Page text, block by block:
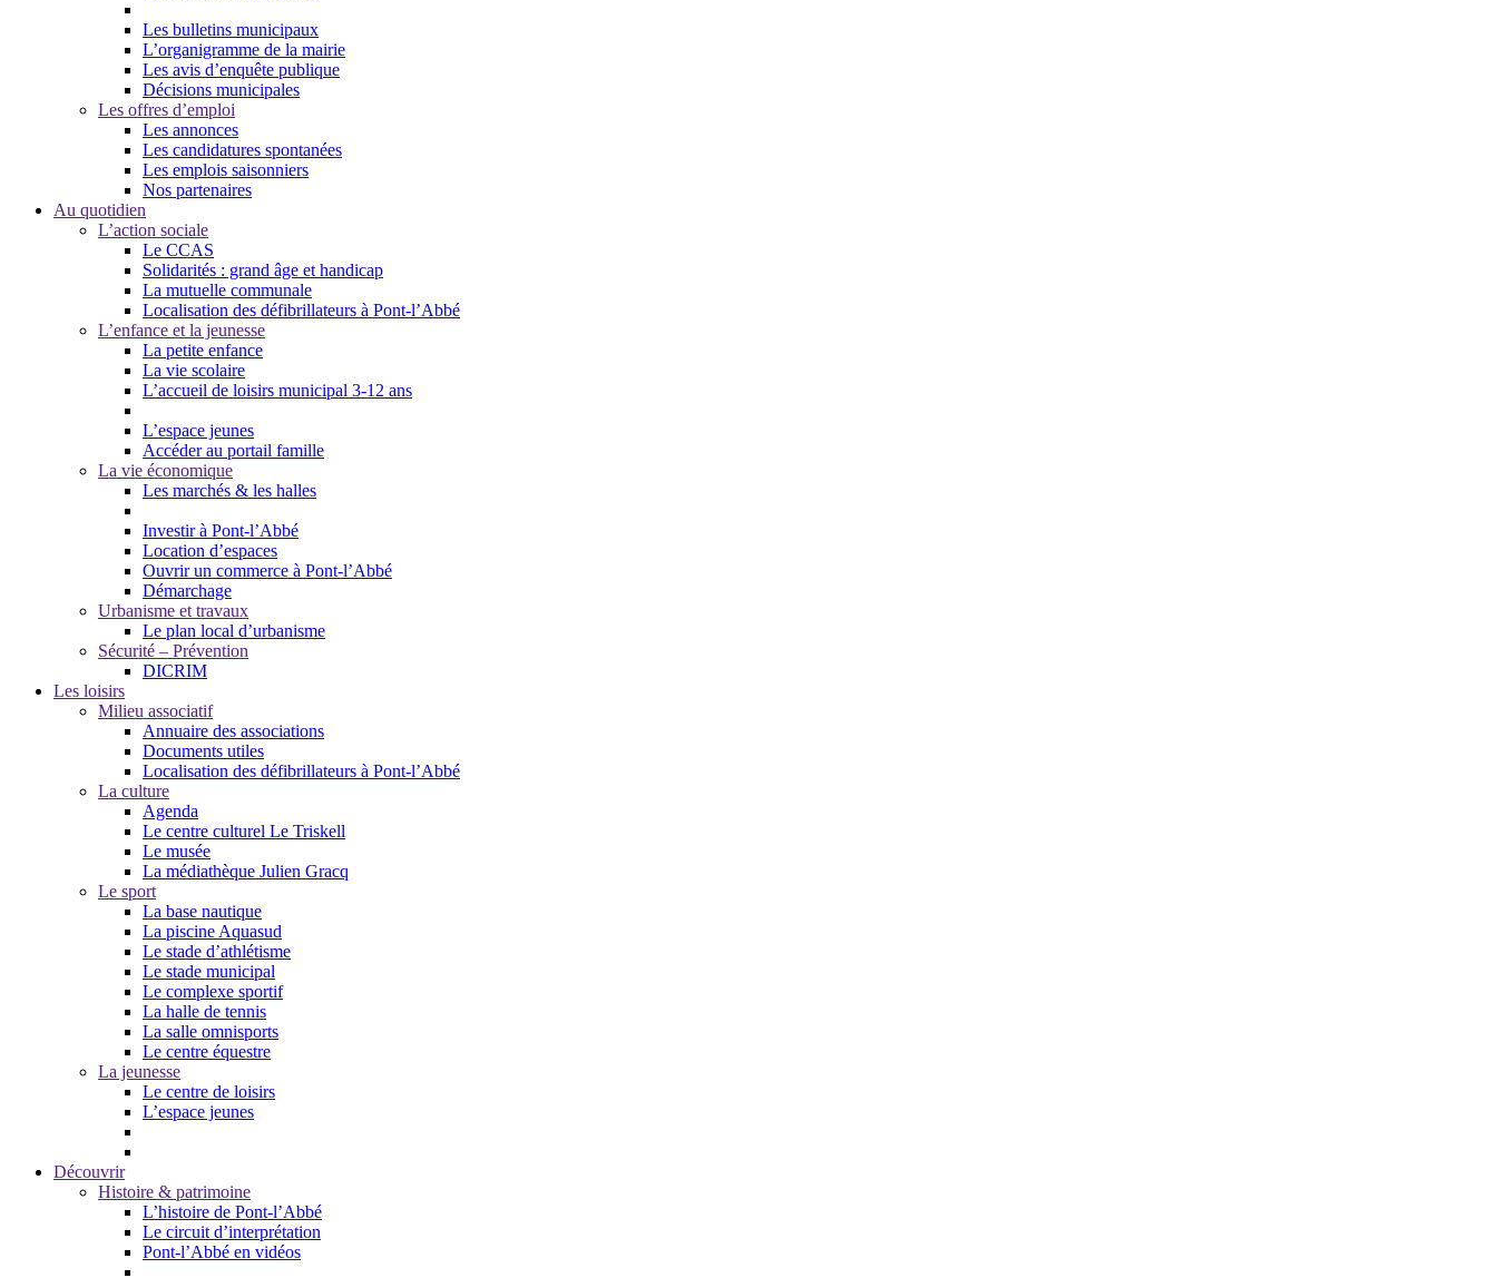
Les bulletins municipaux
L’organigramme de la mairie
Les avis d’enquête publique
Décisions municipales
Les offres d’emploi
Les annonces
Les candidatures spontanées
Les emplois saisonniers
Nos partenaires
Au quotidien
L’action sociale
Le CCAS
Solidarités : grand âge et handicap
La mutuelle communale
Localisation des défibrillateurs à Pont-l’Abbé
L’enfance et la jeunesse
La petite enfance
La vie scolaire
L’accueil de loisirs municipal 3-12 ans
L’espace jeunes
Accéder au portail famille
La vie économique
Les marchés & les halles
Investir à Pont-l’Abbé
Location d’espaces
Ouvrir un commerce à Pont-l’Abbé
Démarchage
Urbanisme et travaux
Le plan local d’urbanisme
Sécurité – Prévention
DICRIM
Les loisirs
Milieu associatif
Annuaire des associations
Documents utiles
Localisation des défibrillateurs à Pont-l’Abbé
La culture
Agenda
Le centre culturel Le Triskell
Le musée
La médiathèque Julien Gracq
Le sport
La base nautique
La piscine Aquasud
Le stade d’athlétisme
Le stade municipal
Le complexe sportif
La halle de tennis
La salle omnisports
Le centre équestre
La jeunesse
Le centre de loisirs
L’espace jeunes
Découvrir
Histoire & patrimoine
L’histoire de Pont-l’Abbé
Le circuit d’interprétation
Pont-l’Abbé en vidéos